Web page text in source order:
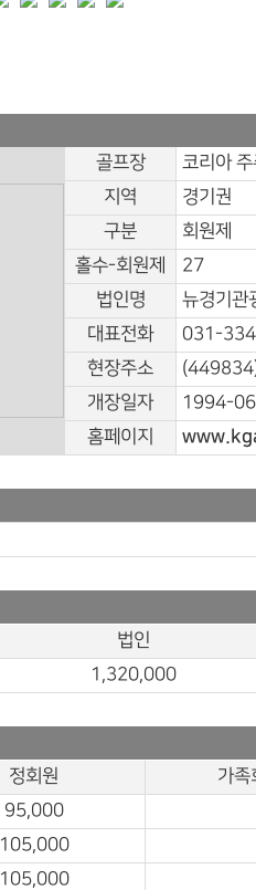
골프장
코리아
지역
경기권
구분
회원제
홀수-회원제
27
법인명
뉴경기관
대표전화
031-
현장주소
개장일자
1994-
홈페이지
법인
1,320,000
정회원
가족
95,000
105,000
105,000